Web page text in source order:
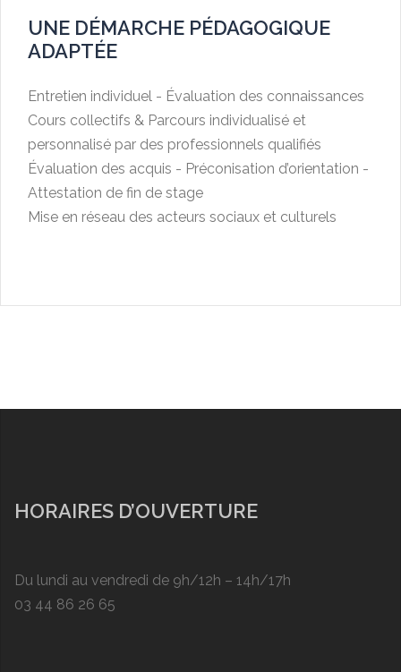
UNE DÉMARCHE PÉDAGOGIQUE
ADAPTÉE
Entretien individuel - Évaluation des connaissances
Cours collectifs & Parcours individualisé et
personnalisé par des professionnels qualifiés
Évaluation des acquis - Préconisation d’orientation -
Attestation de fin de stage
Mise en réseau des acteurs sociaux et culturels
HORAIRES D’OUVERTURE
Du lundi au vendredi de 9h/12h – 14h/17h
03 44 86 26 65